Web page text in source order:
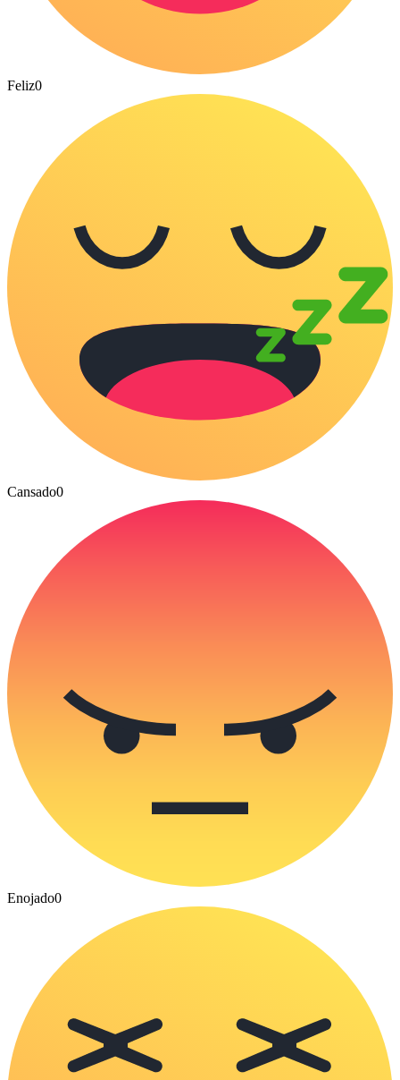
Feliz0
Cansado0
Enojado0